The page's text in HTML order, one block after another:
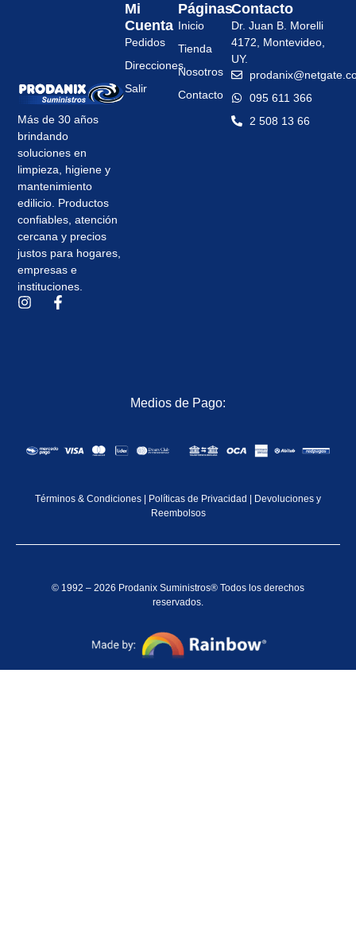
Más de 30 años
brindando
soluciones en
limpieza, higiene y
mantenimiento
edilicio. Productos
confiables, atención
cercana y precios
justos para hogares,
empresas e
instituciones.
Páginas
Inicio
Tienda
Nosotros
Contacto
Mi
Cuenta
Pedidos
Direcciones
Salir
Contacto
Dr. Juan B. Morelli
4172, Montevideo,
UY.
095 611 366
2 508 13 66
Medios de Pago:
Términos & Condiciones Políticas de Privacidad
Devoluciones y
Reembolsos
© 1992 – 2026 Prodanix Suministros® Todos los derechos
reservados.